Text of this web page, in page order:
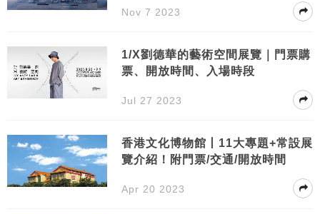
Nov 7 2023
1/X劉德華的藝術空間展覽｜門票購
票、開放時間、入場時段
Jul 27 2023
香港文化博物館丨11大專題+常設展
覽介紹！附門票/交通/開放時間
Apr 20 2023